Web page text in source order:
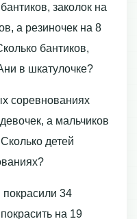
заколок на
а резиночек на 8
бантиков,
в шкатулочке?
соревнованиях
а мальчиков
детей
покрасили 34
на 19